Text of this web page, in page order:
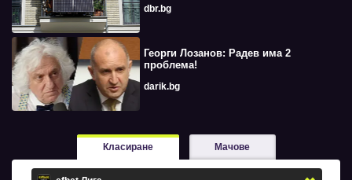
dbr.bg
Георги Лозанов: Радев има 2
проблема!
darik.bg
Класиране Мачове